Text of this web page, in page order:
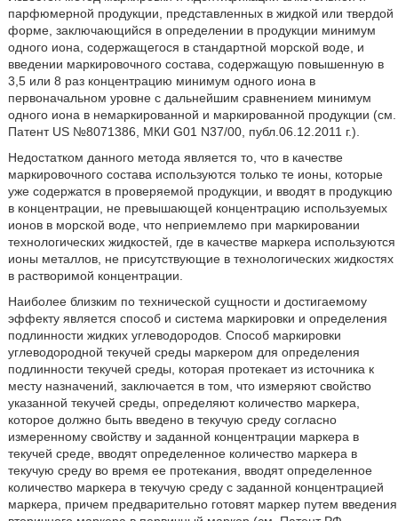
парфюмерной продукции, представленных в жидкой или твердой
форме, заключающийся в определении в продукции минимум
одного иона, содержащегося в стандартной морской воде, и
введении маркировочного состава, содержащую повышенную в
3,5 или 8 раз концентрацию минимум одного иона в
первоначальном уровне с дальнейшим сравнением минимум
одного иона в немаркированной и маркированной продукции (см.
Патент US №8071386, МКИ G01 N37/00, публ.06.12.2011 г.).
Недостатком данного метода является то, что в качестве
маркировочного состава используются только те ионы, которые
уже содержатся в проверяемой продукции, и вводят в продукцию
в концентрации, не превышающей концентрацию используемых
ионов в морской воде, что неприемлемо при маркировании
технологических жидкостей, где в качестве маркера используются
ионы металлов, не присутствующие в технологических жидкостях
в растворимой концентрации.
Наиболее близким по технической сущности и достигаемому
эффекту является способ и система маркировки и определения
подлинности жидких углеводородов. Способ маркировки
углеводородной текучей среды маркером для определения
подлинности текучей среды, которая протекает из источника к
месту назначений, заключается в том, что измеряют свойство
указанной текучей среды, определяют количество маркера,
которое должно быть введено в текучую среду согласно
измеренному свойству и заданной концентрации маркера в
текучей среде, вводят определенное количество маркера в
текучую среду во время ее протекания, вводят определенное
количество маркера в текучую среду с заданной концентрацией
маркера, причем предварительно готовят маркер путем введения